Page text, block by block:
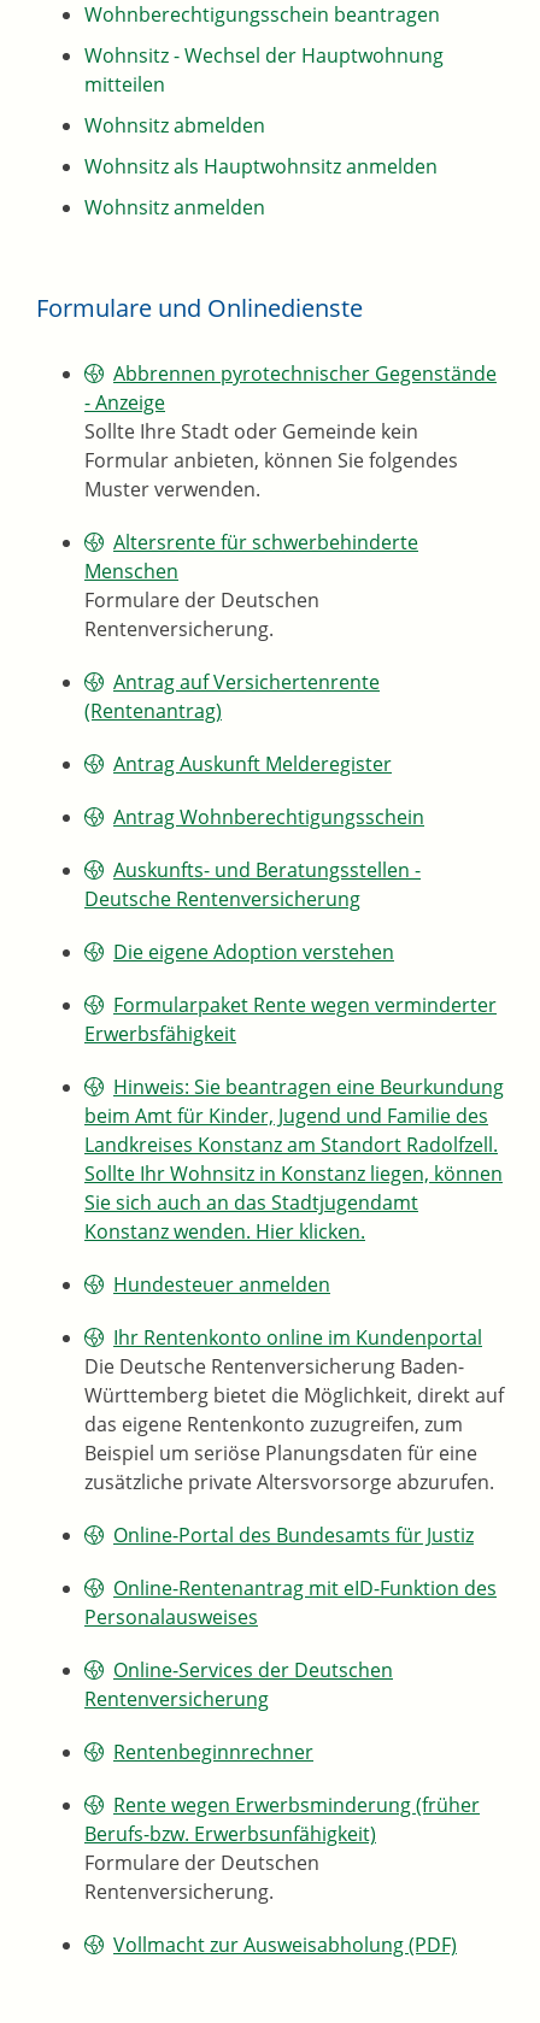
Wohnberechtigungsschein beantragen
Wohnsitz - Wechsel der Hauptwohnung
mitteilen
Wohnsitz abmelden
Wohnsitz als Hauptwohnsitz anmelden
Wohnsitz anmelden
Formulare und Onlinedienste
Abbrennen pyrotechnischer Gegenstände
- Anzeige
Sollte Ihre Stadt oder Gemeinde kein
Formular anbieten, können Sie folgendes
Muster verwenden.
Altersrente für schwerbehinderte
Menschen
Formulare der Deutschen
Rentenversicherung.
Antrag auf Versichertenrente
(Rentenantrag)
Antrag Auskunft Melderegister
Antrag Wohnberechtigungsschein
Auskunfts- und Beratungsstellen -
Deutsche Rentenversicherung
Die eigene Adoption verstehen
Formularpaket Rente wegen verminderter
Erwerbsfähigkeit
Hinweis: Sie beantragen eine Beurkundung
beim Amt für Kinder, Jugend und Familie des
Landkreises Konstanz am Standort Radolfzell.
Sollte Ihr Wohnsitz in Konstanz liegen, können
Sie sich auch an das Stadtjugendamt
Konstanz wenden. Hier klicken.
Hundesteuer anmelden
Ihr Rentenkonto online im Kundenportal
Die Deutsche Rentenversicherung Baden-
Württemberg bietet die Möglichkeit, direkt auf
das eigene Rentenkonto zuzugreifen, zum
Beispiel um seriöse Planungsdaten für eine
zusätzliche private Altersvorsorge abzurufen.
Online-Portal des Bundesamts für Justiz
Online-Rentenantrag mit eID-Funktion des
Personalausweises
Online-Services der Deutschen
Rentenversicherung
Rentenbeginnrechner
Rente wegen Erwerbsminderung (früher
Berufs-bzw. Erwerbsunfähigkeit)
Formulare der Deutschen
Rentenversicherung.
Vollmacht zur Ausweisabholung (PDF)